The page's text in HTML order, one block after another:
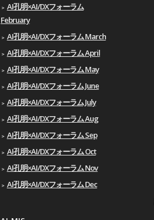
AI孔明×AI/DXフォーラム
February
AI孔明×AI/DXフォーラム March
AI孔明×AI/DXフォーラム April
AI孔明×AI/DXフォーラム May
AI孔明×AI/DXフォーラム June
AI孔明×AI/DXフォーラム July
AI孔明×AI/DXフォーラム Aug
AI孔明×AI/DXフォーラム Sep
AI孔明×AI/DXフォーラム Oct
AI孔明×AI/DXフォーラム Nov
AI孔明×AI/DXフォーラム Dec